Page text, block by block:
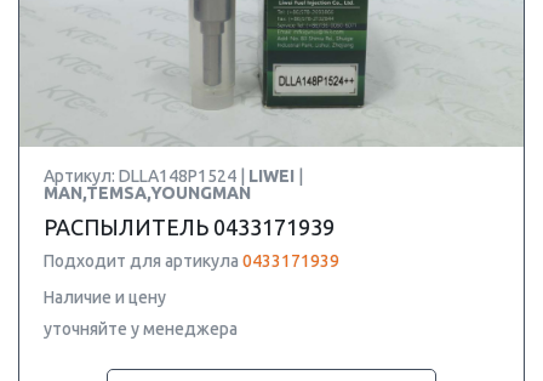
Артикул: DLLA148P1524 | LIWEI
MAN,TEMSA,YOUNGMAN
РАСПЫЛИТЕЛЬ 0433171939
Подходит для артикула 0433171939
Наличие и цену
уточняйте у менеджера